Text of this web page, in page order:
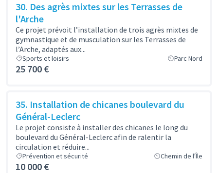
30. Des agrès mixtes sur les Terrasses de
l'Arche
Ce projet prévoit l’installation de trois agrès mixtes de
gymnastique et de musculation sur les Terrasses de
l’Arche, adaptés aux...
Sports et loisirs Parc Nord
25 700 €
35. Installation de chicanes boulevard du
Général-Leclerc
Le projet consiste à installer des chicanes le long du
boulevard du Général-Leclerc afin de ralentir la
circulation et réduire...
Prévention et sécurité Chemin de l'Île
10 000 €